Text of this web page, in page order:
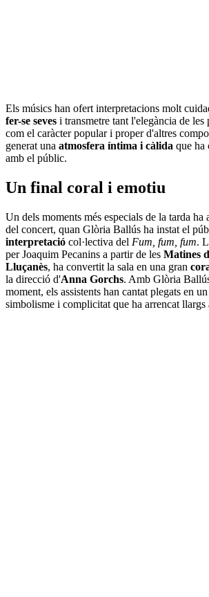
Els músics han ofert interpretacions molt
fer-se seves i transmetre tant l'elegància de les
com el caràcter popular i proper d'altres
generat una atmosfera íntima i càlida que ha
amb el públic.
Un final coral i emotiu
Un dels moments més especials de la tarda
del concert, quan Glòria Ballús ha instat el
interpretació col·lectiva del Fum, fum, fum.
per Joaquim Pecanins a partir de les Matines
Lluçanès, ha convertit la sala en una gran
la direcció d'Anna Gorchs. Amb Glòria
moment, els assistents han cantat plegats en
simbolisme i complicitat que ha arrencat llargs